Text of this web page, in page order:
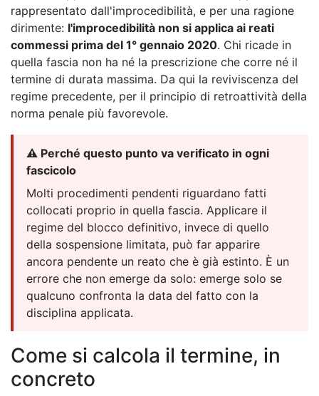
rappresentato dall'improcedibilità, e per una ragione
dirimente: l'improcedibilità non si applica ai reati
commessi prima del 1° gennaio 2020. Chi ricade in
quella fascia non ha né la prescrizione che corre né il
termine di durata massima. Da qui la reviviscenza del
regime precedente, per il principio di retroattività della
norma penale più favorevole.
⚠️ Perché questo punto va verificato in ogni
fascicolo
Molti procedimenti pendenti riguardano fatti
collocati proprio in quella fascia. Applicare il
regime del blocco definitivo, invece di quello
della sospensione limitata, può far apparire
ancora pendente un reato che è già estinto. È un
errore che non emerge da solo: emerge solo se
qualcuno confronta la data del fatto con la
disciplina applicata.
Come si calcola il termine, in
concreto